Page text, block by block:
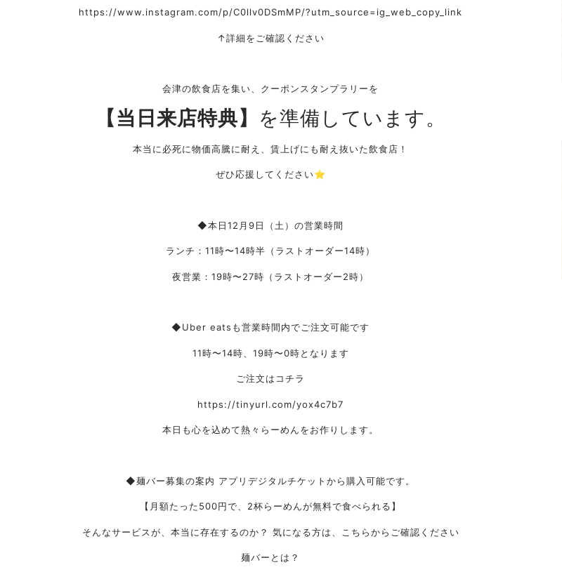
https://www.instagram.com/p/C0llv0DSmMP/?utm_source=ig_web_copy_link
↑詳細をご確認ください
会津の飲食店を集い、クーポンスタンプラリーを
【当日来店特典】 を準備しています。
本当に必死に物価高騰に耐え、賃上げにも耐え抜いた飲食店！
ぜひ応援してください⭐︎
◆本日12月9日（土）の営業時間
ランチ：11時〜14時半（ラストオーダー14時）
夜営業：19時〜27時（ラストオーダー2時）
◆Uber eatsも営業時間内でご注文可能です
11時〜14時、19時〜0時となります
ご注文はコチラ
https://tinyurl.com/yox4c7b7
本日も心を込めて熱々らーめんをお作りします。
◆麺バー募集の案内 アプリデジタルチケットから購入可能です。
【月額たった500円で、2杯らーめんが無料で食べられる】
そんなサービスが、本当に存在するのか？ 気になる方は、こちらからご確認ください
麺バーとは？